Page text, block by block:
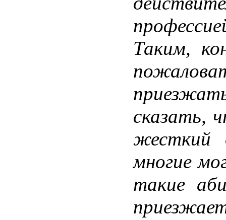
Таким,
сказать,
жесткий
многие
такие